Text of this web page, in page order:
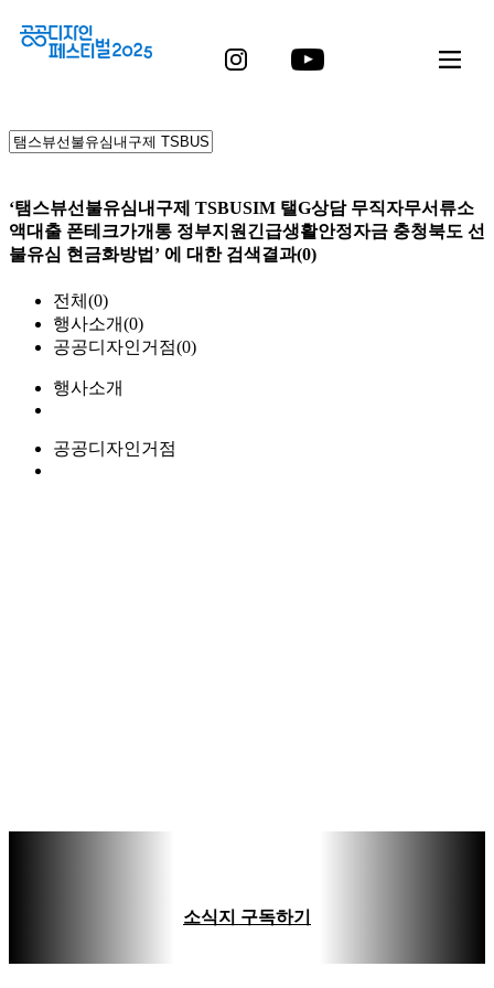
‘탬스뷰선불유심내구제 TSBUSIM 탤G상담 무직자무서류소
액대출 폰테크가개통 정부지원긴급생활안정자금 충청북도 선
불유심 현금화방법’ 에 대한 검색결과(0)
전체(0)
행사소개(0)
공공디자인거점(0)
행사소개
공공디자인거점
소식지 구독하기